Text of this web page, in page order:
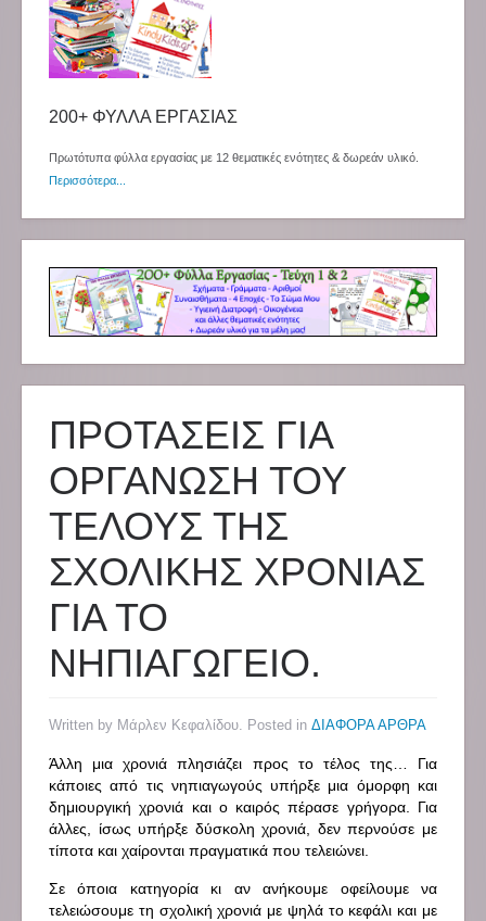
200+ ΦΥΛΛΑ ΕΡΓΑΣΙΑΣ
Πρωτότυπα φύλλα εργασίας με 12 θεματικές ενότητες & δωρεάν υλικό.
Περισσότερα...
ΠΡΟΤΑΣΕΙΣ ΓΙΑ
ΟΡΓΑΝΩΣΗ ΤΟΥ
ΤΕΛΟΥΣ ΤΗΣ
ΣΧΟΛΙΚΗΣ ΧΡΟΝΙΑΣ
ΓΙΑ ΤΟ
ΝΗΠΙΑΓΩΓΕΙΟ.
Written by Μάρλεν Κεφαλίδου. Posted in ΔΙΑΦΟΡΑ ΑΡΘΡΑ
Άλλη μια χρονιά πλησιάζει προς το τέλος της… Για
κάποιες από τις νηπιαγωγούς υπήρξε μια όμορφη και
δημιουργική χρονιά και ο καιρός πέρασε γρήγορα. Για
άλλες, ίσως υπήρξε δύσκολη χρονιά, δεν περνούσε με
τίποτα και χαίρονται πραγματικά που τελειώνει.
Σε όποια κατηγορία κι αν ανήκουμε οφείλουμε να
τελειώσουμε τη σχολική χρονιά με ψηλά το κεφάλι και με